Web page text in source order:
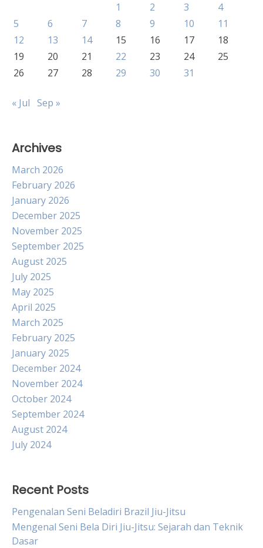
1
2 3
4
5
6 7 8 9 10
11
12
13 14 15 16 17
18
19
20 21 22 23 24
25
26
27 28 29 30 31
« Jul Sep »
Archives
March 2026
February 2026
January 2026
December 2025
November 2025
September 2025
August 2025
July 2025
May 2025
April 2025
March 2025
February 2025
January 2025
December 2024
November 2024
October 2024
September 2024
August 2024
July 2024
Recent Posts
Pengenalan Seni Beladiri Brazil Jiu-Jitsu
Mengenal Seni Bela Diri Jiu-Jitsu: Sejarah dan Teknik
Dasar